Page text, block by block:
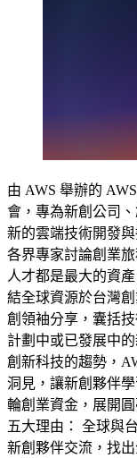
由 AWS 舉辦的
會，專為新創公司
新的雲端技術開發
各界專家討論創業
人才都是最大的資
結全球資源於台灣
創領袖分享，囊括
計劃中或已發展中
創新科技的趨勢，
洞見，讓新創夥伴
輪創業資金，展開圓
五大理由： 全球與
新創夥伴交流，找